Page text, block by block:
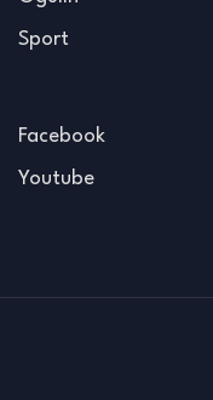
Sport
Facebook
Youtube